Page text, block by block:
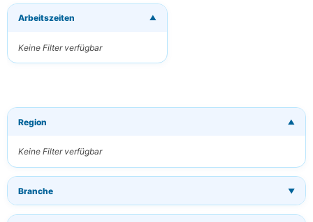
Arbeitszeiten ▼
Keine Filter verfügbar
Region ▼
Keine Filter verfügbar
Branche ▼